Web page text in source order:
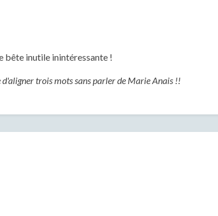
bête inutile inintéressante !
d'aligner trois mots sans parler de Marie Anais !!